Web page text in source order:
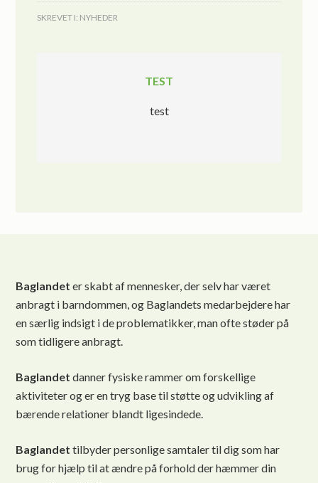
SKREVET I: NYHEDER
TEST
test
Baglandet er skabt af mennesker, der selv har været
anbragt i barndommen, og Baglandets medarbejdere har
en særlig indsigt i de problematikker, man ofte støder på
som tidligere anbragt.
Baglandet danner fysiske rammer om forskellige
aktiviteter og er en tryg base til støtte og udvikling af
bærende relationer blandt ligesindede.
Baglandet tilbyder personlige samtaler til dig som har
brug for hjælp til at ændre på forhold der hæmmer din